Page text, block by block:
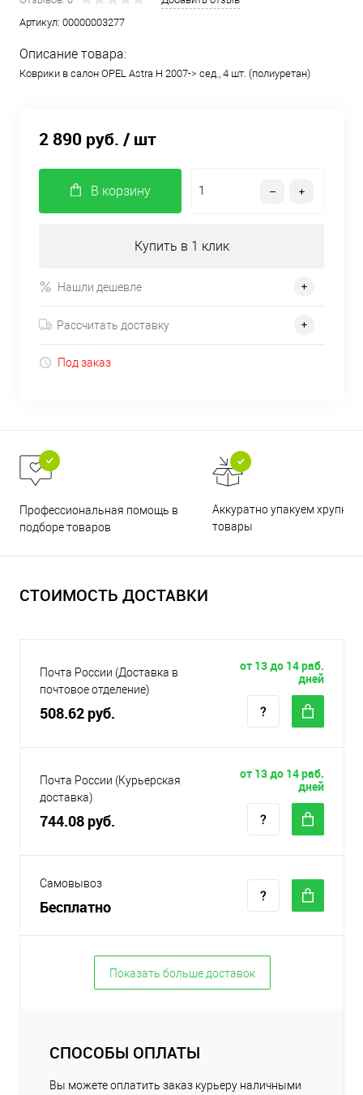
Артикул: 00000003277
Описание товара:
Коврики в салон OPEL Astra H 2007-> сед., 4 шт. (полиуретан)
2 890 руб. / шт
В корзину
Купить в 1 клик
Нашли дешевле
Рассчитать доставку
Под заказ
Профессиональная помощь в
подборе товаров
Аккуратно упакуем хрупкие
товары
СТОИМОСТЬ ДОСТАВКИ
Почта России (Доставка в
почтовое отделение)
508.62 руб.
от 13 до 14 раб.
дней
Почта России (Курьерская
доставка)
744.08 руб.
от 13 до 14 раб.
дней
Самовывоз
Бесплатно
Показать больше доставок
СПОСОБЫ ОПЛАТЫ
Вы можете оплатить заказ курьеру наличными